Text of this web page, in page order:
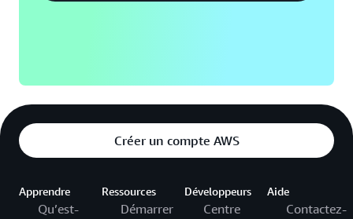
Créer un compte AWS
Apprendre
Qu’est-
Ressources
Démarrer
Développeurs
Centre
Aide
Contactez-